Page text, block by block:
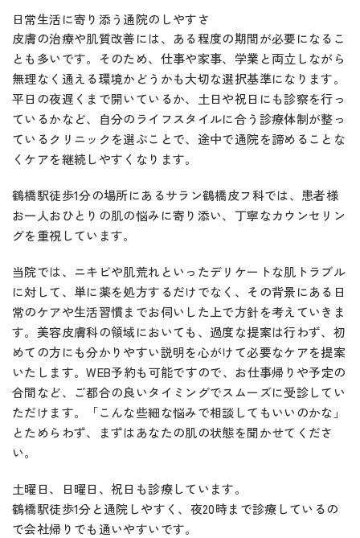
日常生活に寄り添う通院のしやすさ
皮膚の治療や肌質改善には、ある程度の期間が必要になるこ
とも多いです。そのため、仕事や家事、学業と両立しながら
無理なく通える環境かどうかも大切な選択基準になります。
平日の夜遅くまで開いているか、土日や祝日にも診察を行っ
ているかなど、自分のライフスタイルに合う診療体制が整っ
ているクリニックを選ぶことで、途中で通院を諦めることな
くケアを継続しやすくなります。
鶴橋駅徒歩1分の場所にあるサラン鶴橋皮フ科では、患者様
お一人おひとりの肌の悩みに寄り添い、丁寧なカウンセリン
グを重視しています。
当院では、ニキビや肌荒れといったデリケートな肌トラブル
に対して、単に薬を処方するだけでなく、その背景にある日
常のケアや生活習慣までお伺いした上で方針を考えていきま
す。美容皮膚科の領域においても、過度な提案は行わず、初
めての方にも分かりやすい説明を心がけて必要なケアを提案
いたします。WEB予約も可能ですので、お仕事帰りや予定の
合間など、ご都合の良いタイミングでスムーズに受診してい
ただけます。「こんな些細な悩みで相談してもいいのかな」
とためらわず、まずはあなたの肌の状態を聞かせてくださ
い。
土曜日、日曜日、祝日も診療しています。
鶴橋駅徒歩1分と通院しやすく、夜20時まで診療しているの
で会社帰りでも通いやすいです。